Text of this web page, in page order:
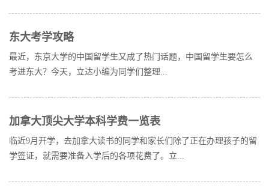
东大考学攻略
最近，东京大学的中国留学生又成了热门话题，中国留学生要怎么
考进东大？今天，立达小编为同学们整理...
加拿大顶尖大学本科学费一览表
临近9月开学，去加拿大读书的同学和家长们除了正在办理孩子的留
学签证，就需要准备入学后的各项花费了。立...